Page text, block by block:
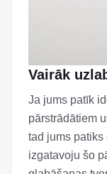
Vairāk
Ja jums patīk
pārstrādātiem
tad jums patiks
izgatavoju šo